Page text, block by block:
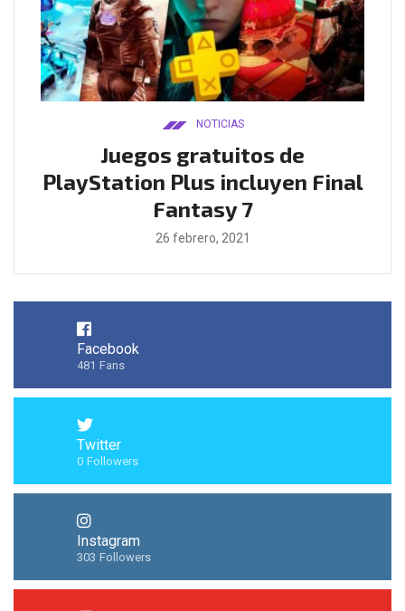
NOTICIAS
Juegos gratuitos de
PlayStation Plus incluyen Final
Fantasy 7
26 febrero, 2021
Facebook
481 Fans
Twitter
0 Followers
Instagram
303 Followers